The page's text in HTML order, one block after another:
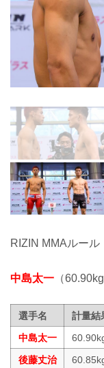
RIZIN MMAルール
中島太一 （
選手名 計量結
中島太一
後藤丈治